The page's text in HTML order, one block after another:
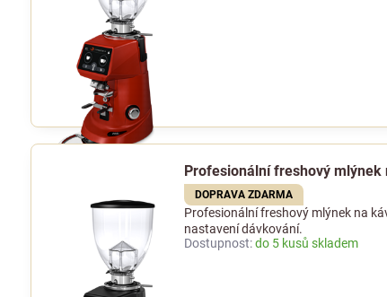
Profesionální freshový mlýnek
DOPRAVA ZDARMA
Profesionální freshový mlýnek na
nastavení dávkování.
Dostupnost: do 5 kusů skladem